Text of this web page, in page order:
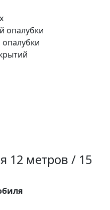
опалубки
12 метров / 15